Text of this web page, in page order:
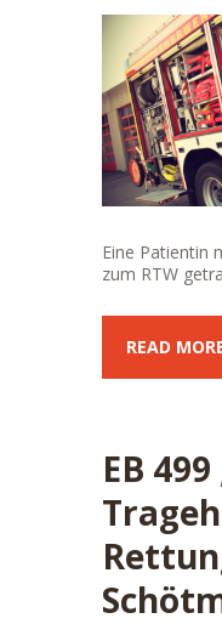
Eine Patientin
zum RTW
READ
EB